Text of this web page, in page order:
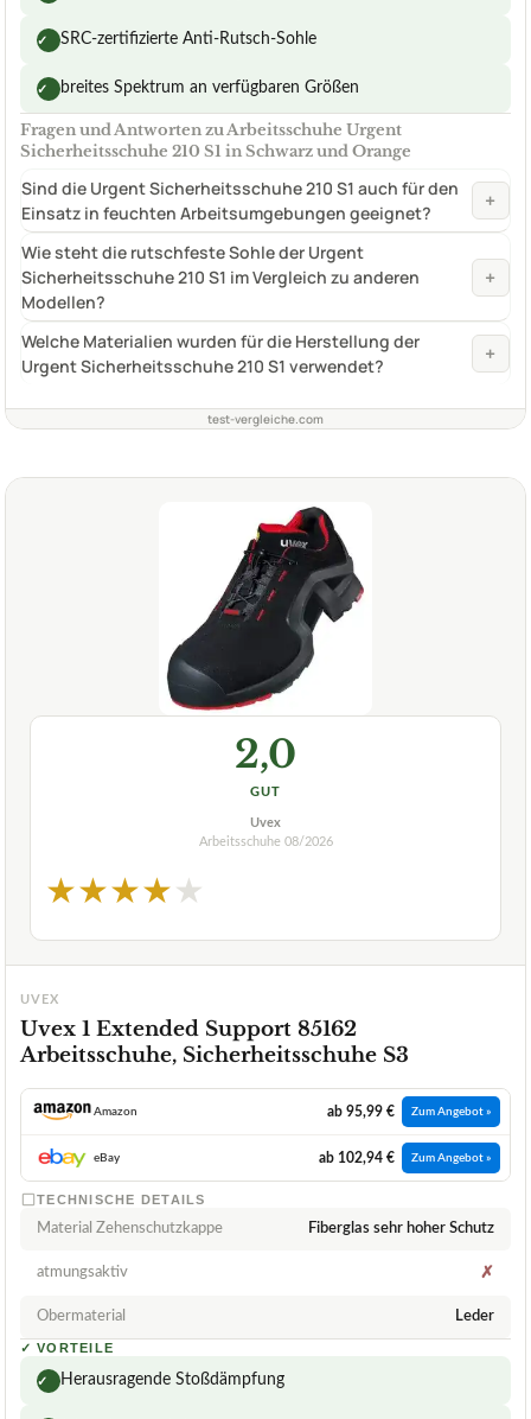
✓ SRC-zertifizierte Anti-Rutsch-Sohle
✓ breites Spektrum an verfügbaren Größen
Fragen und Antworten zu Arbeitsschuhe Urgent
Sicherheitsschuhe 210 S1 in Schwarz und Orange
Sind die Urgent Sicherheitsschuhe 210 S1 auch für den
Einsatz in feuchten Arbeitsumgebungen geeignet?
+
Wie steht die rutschfeste Sohle der Urgent
Sicherheitsschuhe 210 S1 im Vergleich zu anderen
Modellen?
+
Welche Materialien wurden für die Herstellung der
Urgent Sicherheitsschuhe 210 S1 verwendet?
+
test-vergleiche.com
2,0
GUT
Uvex
Arbeitsschuhe 08/2026
★★★★★
UVEX
Uvex 1 Extended Support 85162
Arbeitsschuhe, Sicherheitsschuhe S3
Amazon ab 95,99 € Zum Angebot »
eBay ab 102,94 € Zum Angebot »
TECHNISCHE DETAILS
Material Zehenschutzkappe Fiberglas sehr hoher Schutz
atmungsaktiv ✗
Obermaterial Leder
✓ VORTEILE
✓ Herausragende Stoßdämpfung